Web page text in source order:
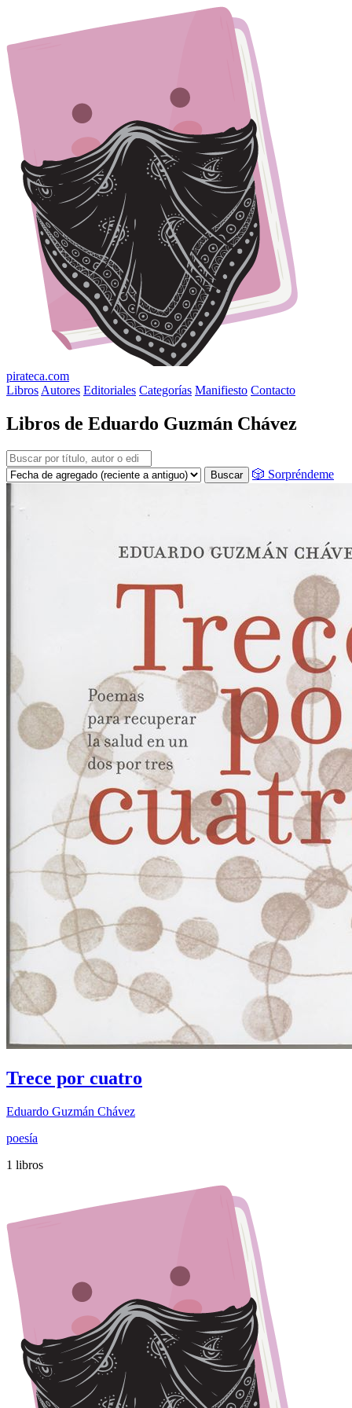
pirateca.com
Libros Autores Editoriales Categorías Manifiesto Contacto
Libros de Eduardo Guzmán Chávez
Buscar 🎲 Sorpréndeme
Trece por cuatro
Eduardo Guzmán Chávez
poesía
1 libros